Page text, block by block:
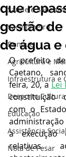
Saúde e
Vacinômetro
Dengue
Agricultura e
Infraestrutura e
Desporto
Educação
Assistência
Nota de Pesar
que
gestão
de água
O prefeito de
Caetano,
feira, 20, a Lei
constituição
com o
a execução
relativas